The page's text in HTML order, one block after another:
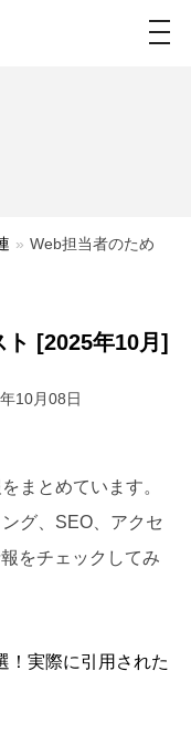
» Web担当者のため
[2025年10月]
10月08日
まとめています。
グ、SEO、アクセ
をチェックしてみ
！実際に引用された